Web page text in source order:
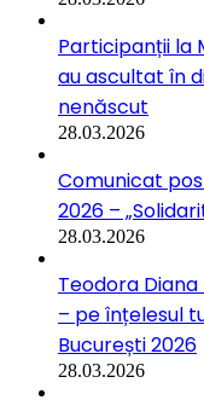
Participanții la
au ascultat în
nenăscut
28.03.2026
Comunicat
2026 –
28.03.2026
Teodora
– pe înțelesul
București 2026
28.03.2026